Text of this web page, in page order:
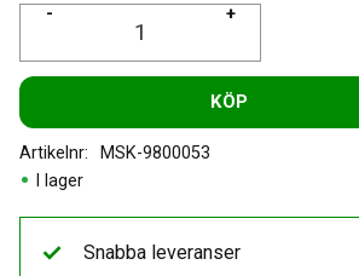
+
-
KÖP
I lager
Artikelnr MSK-9800053
Snabba leveranser